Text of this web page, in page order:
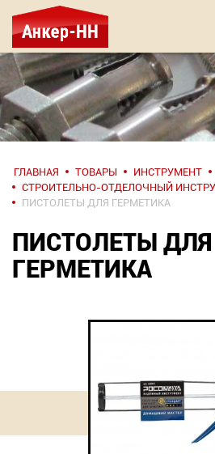
НАПИШИТЕ
НАМ
Крепеж
Инструмент
Документация
ГЛАВНАЯ ТОВАРЫ ИНСТРУМЕНТ
СТРОИТЕЛЬНО-ОТДЕЛОЧНЫЙ
ПИСТОЛЕТЫ ДЛЯ ГЕРМЕТИКА
ПИСТОЛЕТЫ ДЛЯ
ГЕРМЕТИКА